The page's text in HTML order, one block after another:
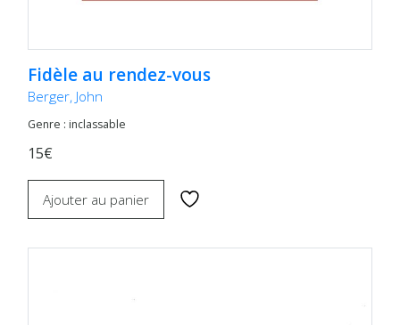
Fidèle au rendez-vous
Berger, John
Genre : inclassable
15€
Ajouter au panier